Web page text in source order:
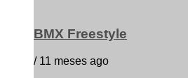
BMX Freestyle
/ 11 meses ago